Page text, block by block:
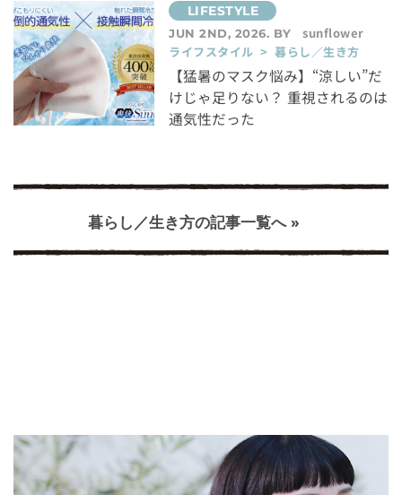
JUN 2ND, 2026. BY
sunflower
ライフスタイル > 暮らし／生き方
【猛暑のマスク悩み】“涼しい”だ
けじゃ足りない？ 重視されるのは
通気性だった
暮らし／生き方の記事一覧へ »